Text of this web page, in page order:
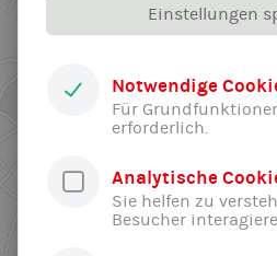
Einstellungen
Notwendige
Für
erforderlich.
Analytische
Sie helfen zu
Besucher